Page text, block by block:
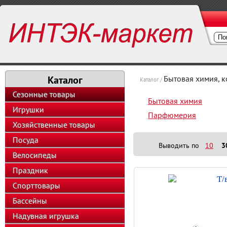
Каталог
Сезонные товары
Игрушки
Хозяйственные товары
Посуда
Велосипеды
Праздник
Спорттовары
Бассейны
Надувная игрушка
Каталог / Бытовая химия,
Бытовая химия
Парфюмерия
Выводить по 10
Т/